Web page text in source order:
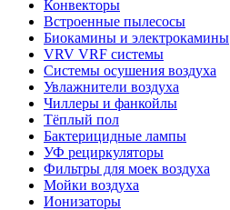
Конвекторы
Встроенные пылесосы
Биокамины и электрокамины
VRV VRF системы
Системы осушения воздуха
Увлажнители воздуха
Чиллеры и фанкойлы
Тёплый пол
Бактерицидные лампы
УФ рециркуляторы
Фильтры для моек воздуха
Мойки воздуха
Ионизаторы